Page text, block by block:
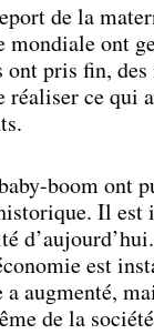
de la
mondiale ont
pris fin,
ce qui
boom ont
Il
est
augmenté,
de la